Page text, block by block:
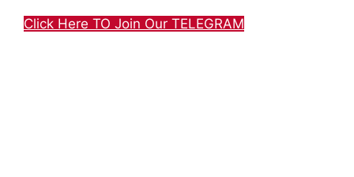
Click Here TO Join Our TELEGRAM